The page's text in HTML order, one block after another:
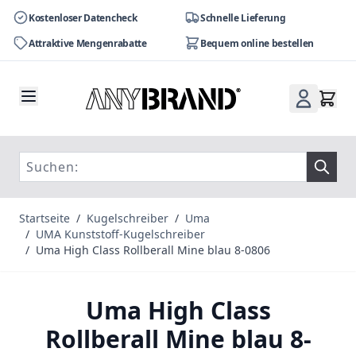
Kostenloser Datencheck
Schnelle Lieferung
Attraktive Mengenrabatte
Bequem online bestellen
Startseite / Kugelschreiber / Uma
/ UMA Kunststoff-Kugelschreiber
/ Uma High Class Rollberall Mine blau 8-0806
Uma High Class
Rollberall Mine blau 8-